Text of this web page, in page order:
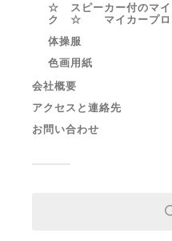
☆ スピーカー付のマイ
ク ☆ マイカープロ
体操服
色画用紙
会社概要
アクセスと連絡先
お問い合わせ